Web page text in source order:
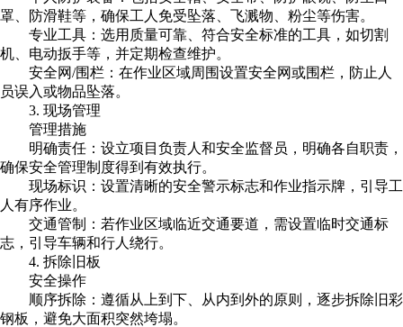
罩、防滑鞋等，确保工人免受坠落、飞溅物、粉尘等伤害。
专业工具：选用质量可靠、符合安全标准的工具，如切割
机、电动扳手等，并定期检查维护。
安全网/围栏：在作业区域周围设置安全网或围栏，防止人
员误入或物品坠落。
3. 现场管理
管理措施
明确责任：设立项目负责人和安全监督员，明确各自职责，
确保安全管理制度得到有效执行。
现场标识：设置清晰的安全警示标志和作业指示牌，引导工
人有序作业。
交通管制：若作业区域临近交通要道，需设置临时交通标
志，引导车辆和行人绕行。
4. 拆除旧板
安全操作
顺序拆除：遵循从上到下、从内到外的原则，逐步拆除旧彩
钢板，避免大面积突然垮塌。